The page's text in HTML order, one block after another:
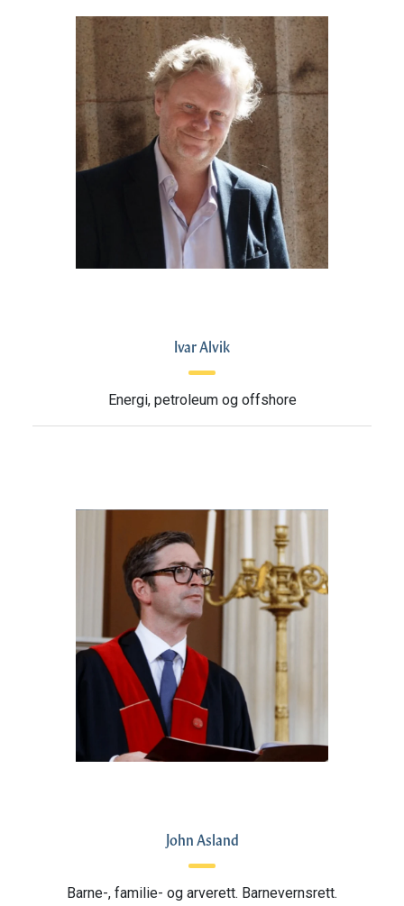
Ivar Alvik
Energi, petroleum og offshore
John Asland
Barne-, familie- og arverett. Barnevernsrett.